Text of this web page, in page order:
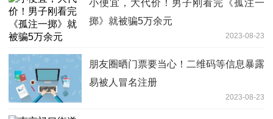
小便宜，大代价！男子刚看完《孤注一
掷》就被骗5万余元
2023-08-23
朋友圈晒门票要当心！二维码等信息暴露
易被人冒名注册
2023-08-23